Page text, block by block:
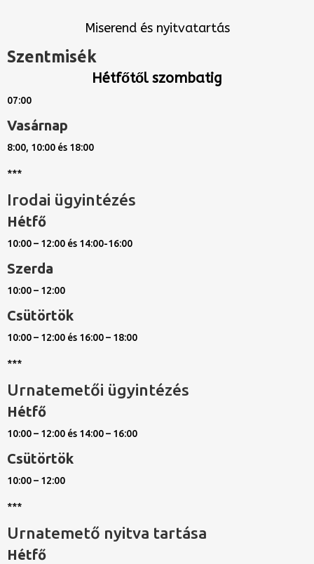
Miserend és nyitvatartás
Szentmisék
Hétfőtől szombatig
07:00
Vasárnap
8:00, 10:00 és 18:00
***
Irodai ügyintézés
Hétfő
10:00 – 12:00 és 14:00-16:00
Szerda
10:00 – 12:00
Csütörtök
10:00 – 12:00 és 16:00 – 18:00
***
Urnatemetői ügyintézés
Hétfő
10:00 – 12:00 és 14:00 – 16:00
Csütörtök
10:00 – 12:00
***
Urnatemető nyitva tartása
Hétfő